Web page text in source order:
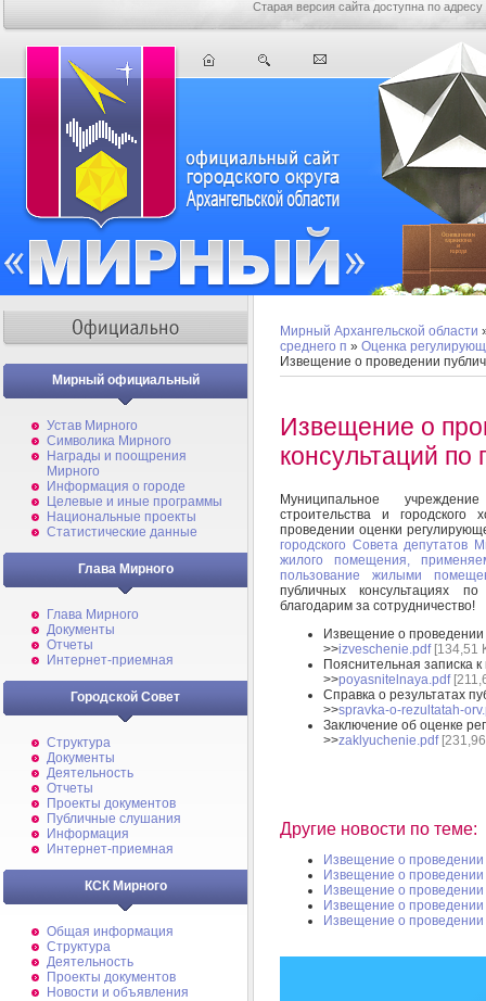
Старая версия сайта доступна по адресу
Мирный официальный
Устав Мирного
Символика Мирного
Награды и поощрения
Мирного
Информация о городе
Целевые и иные программы
Национальные проекты
Статистические данные
Глава Мирного
Глава Мирного
Документы
Отчеты
Интернет-приемная
Городской Совет
Структура
Документы
Деятельность
Отчеты
Проекты документов
Публичные слушания
Информация
Интернет-приемная
КСК Мирного
Общая информация
Структура
Деятельность
Проекты документов
Новости и объявления
Мирный Архангельской области
среднего п » Оценка
Извещение о проведении
Извещение о
консультаций по
Муниципальное
строительства и
проведении оценки
городского Совета депутатов
жилого помещения,
пользование жилыми
публичных консультациях
благодарим за сотрудничество!
Извещение о проведении
>>izveschenie.pdf[134,51
Пояснительная записка к
>>poyasnitelnaya.pdf
Справка о результатах
>>spravka-o-rezultatah-
Заключение об оценке
>>zaklyuchenie.pdf
Другие новости по теме:
Извещение о проведении
Извещение о проведении
Извещение о проведении
Извещение о проведении
Извещение о проведении